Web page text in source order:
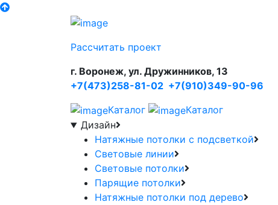
Рассчитать проект
г. Воронеж, ул. Дружинников, 13
+7(473)258-81-02 +7(910)349-90-96
Каталог
Каталог
Дизайн
Натяжные потолки с подсветкой
Световые линии
Световые потолки
Парящие потолки
Натяжные потолки под дерево